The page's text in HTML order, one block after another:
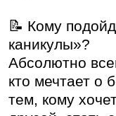
📝 Кому
каникулы»?
Абсолютно
кто мечтает о
тем, кому